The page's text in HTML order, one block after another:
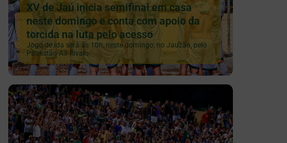
XV de Jaú inicia semifinal em casa
neste domingo e conta com apoio da
torcida na luta pelo acesso
Jogo de ida será às 10h, neste domingo, no Jauzão, pelo
Paulistão A3 Rivalo